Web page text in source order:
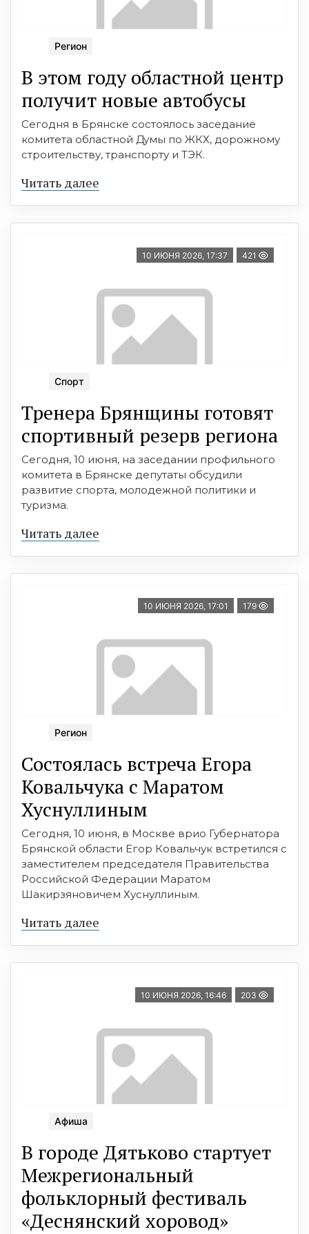
Регион
В этом году областной центр
получит новые автобусы
Сегодня в Брянске состоялось заседание
комитета областной Думы по ЖКХ, дорожному
строительству, транспорту и ТЭК.
Читать далее
10 ИЮНЯ 2026, 17:37 421
Спорт
Тренера Брянщины готовят
спортивный резерв региона
Сегодня, 10 июня, на заседании профильного
комитета в Брянске депутаты обсудили
развитие спорта, молодежной политики и
туризма.
Читать далее
10 ИЮНЯ 2026, 17:01 179
Регион
Состоялась встреча Егора
Ковальчука с Маратом
Хуснуллиным
Сегодня, 10 июня, в Москве врио Губернатора
Брянской области Егор Ковальчук встретился с
заместителем председателя Правительства
Российской Федерации Маратом
Шакирзяновичем Хуснуллиным.
Читать далее
10 ИЮНЯ 2026, 16:46 203
Афиша
В городе Дятьково стартует
Межрегиональный
фольклорный фестиваль
«Деснянский хоровод»